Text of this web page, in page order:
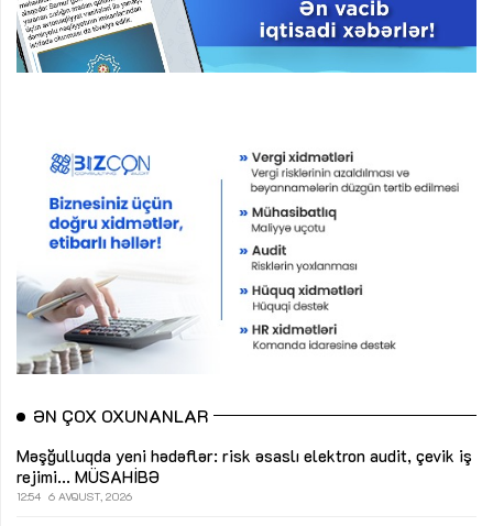
ƏN ÇOX OXUNANLAR
Məşğulluqda yeni hədəflər: risk əsaslı elektron audit, çevik iş
rejimi... MÜSAHİBƏ
12:54 6 AVQUST, 2026